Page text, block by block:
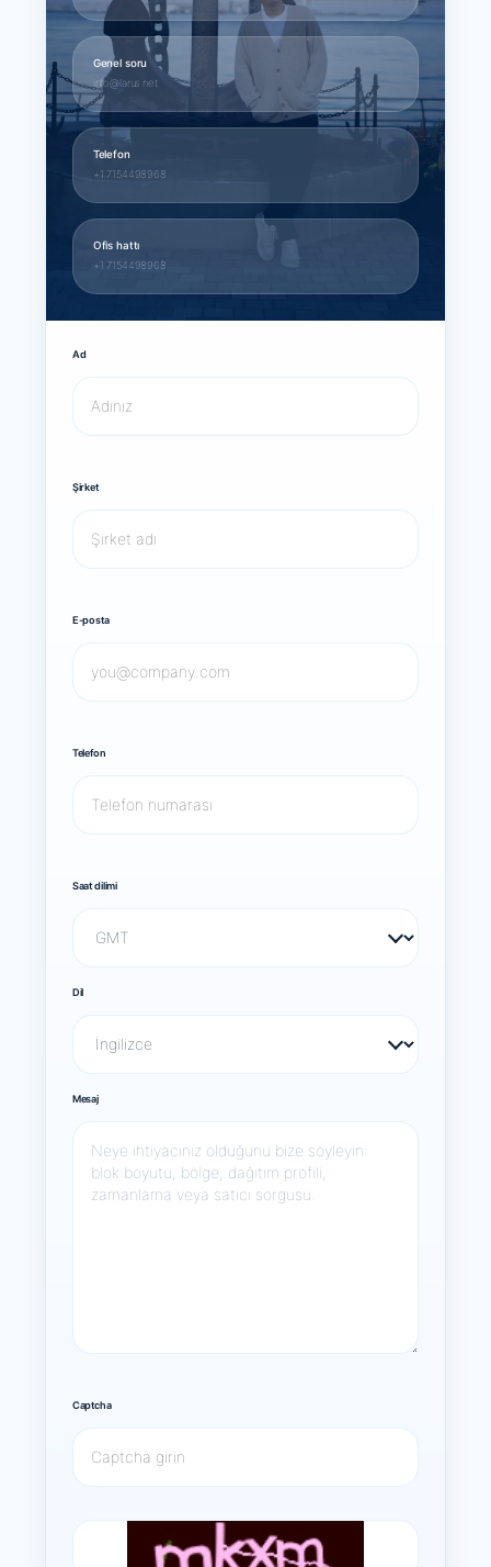
Genel soru
info@larus.net
Telefon
+1 7154498968
Ofis hattı
+1 7154498968
Ad
Şirket
E-posta
Telefon
Saat dilimi
Dil
Mesaj
Captcha